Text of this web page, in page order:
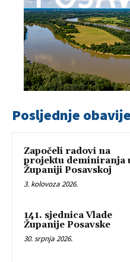
Posljednje
Započeli radovi na
projektu deminiranja
Županiji Posavskoj
3. kolovoza 2026.
141. sjednica Vlade
Županije Posavske
30. srpnja 2026.